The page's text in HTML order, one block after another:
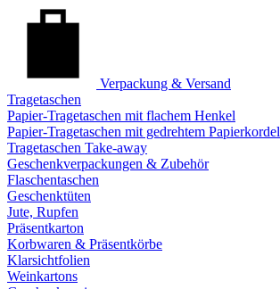
Verpackung & Versand
Tragetaschen
Papier-Tragetaschen mit flachem Henkel
Papier-Tragetaschen mit gedrehtem Papierkordel
Tragetaschen Take-away
Geschenkverpackungen & Zubehör
Flaschentaschen
Geschenktüten
Jute, Rupfen
Präsentkarton
Korbwaren & Präsentkörbe
Klarsichtfolien
Weinkartons